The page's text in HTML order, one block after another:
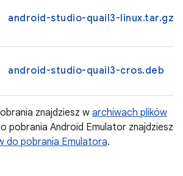
android-studio-quail3-linux.tar.gz
android-studio-quail3-cros.deb
znajdziesz w archiwach plików
pobrania Android Emulator znajdziesz
do pobrania Emulatora.